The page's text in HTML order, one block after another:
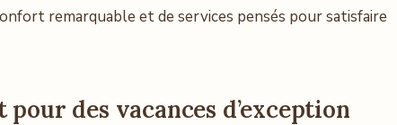
remarquable et de services pensés pour satisfaire
des vacances d’exception